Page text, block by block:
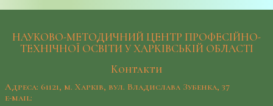
НАУКОВО-МЕТОДИЧНИЙ ЦЕНТР ПРОФЕСІЙНО-
ТЕХНІЧНОЇ ОСВІТИ У ХАРКІВСЬКІЙ ОБЛАСТІ
Контакти
Адреса: 61121, м. Харків, вул. Владислава Зубенка, 37
e-mail: